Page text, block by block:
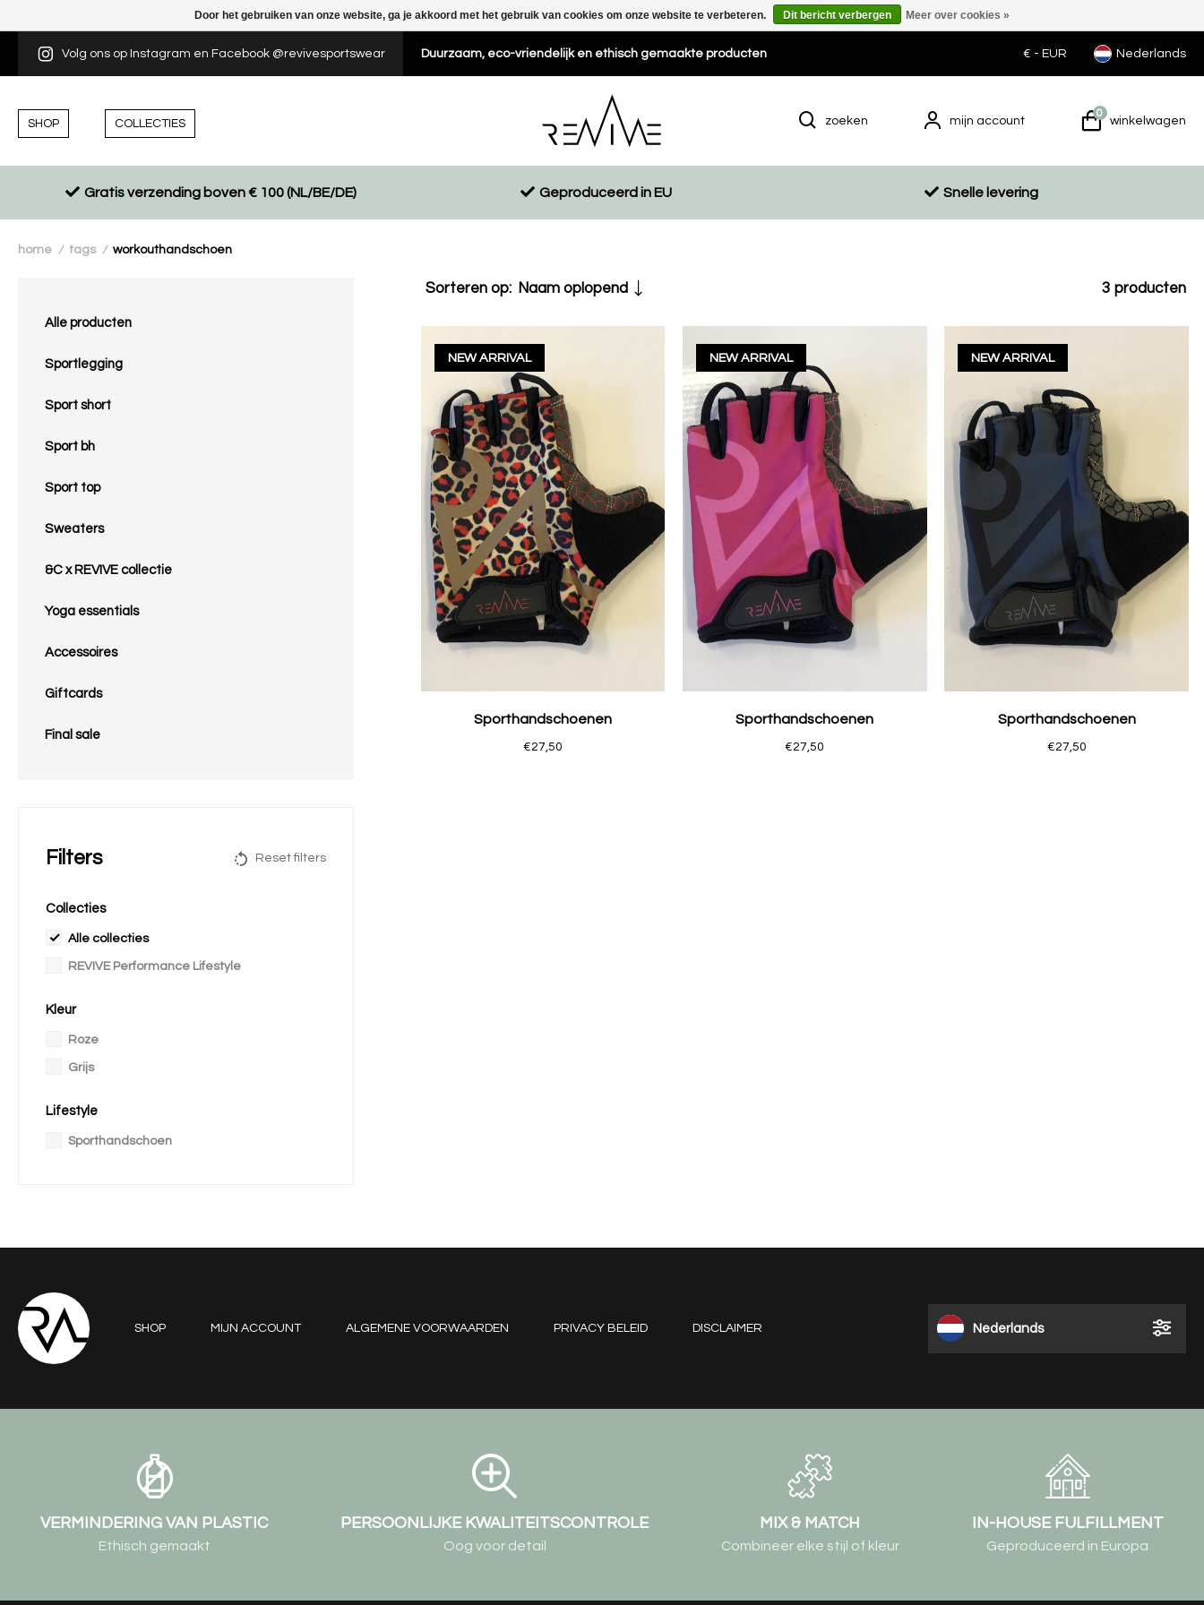
Volg ons op Instagram en Facebook @revivesportswear Duurzaam, eco-vriendelijk en ethisch gemaakte producten € - EUR Nederlands
SHOP COLLECTIES zoeken mijn account
0
winkelwagen
Gratis verzending boven € 100 (NL/BE/DE) Geproduceerd in EU Snelle levering
home / tags / workouthandschoen
Alle producten
Sportlegging
Sport short
Sport bh
Sport top
Sweaters
&C x REVIVE collectie
Yoga essentials
Accessoires
Giftcards
Final sale
Filters Reset filters
Collecties
Alle collecties
REVIVE Performance Lifestyle
Kleur
Roze
Grijs
Lifestyle
Sporthandschoen
Sorteren op: Naam oplopend 3 producten
NEW ARRIVAL
Sporthandschoenen
€27,50
NEW ARRIVAL
Sporthandschoenen
€27,50
NEW ARRIVAL
Sporthandschoenen
€27,50
SHOP MIJN ACCOUNT ALGEMENE VOORWAARDEN PRIVACY BELEID DISCLAIMER Nederlands
VERMINDERING VAN PLASTIC
Ethisch gemaakt
PERSOONLIJKE KWALITEITSCONTROLE
Oog voor detail
MIX & MATCH
Combineer elke stijl of kleur
IN-HOUSE FULFILLMENT
Geproduceerd in Europa
Door het gebruiken van onze website, ga je akkoord met het gebruik van cookies om onze website te verbeteren. Dit bericht verbergen Meer over cookies »